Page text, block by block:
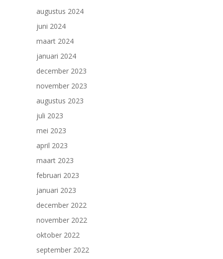
augustus 2024
juni 2024
maart 2024
januari 2024
december 2023
november 2023
augustus 2023
juli 2023
mei 2023
april 2023
maart 2023
februari 2023
januari 2023
december 2022
november 2022
oktober 2022
september 2022